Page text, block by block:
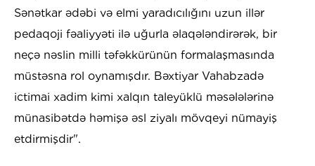
Sənətkar ədəbi və elmi yaradıcılığını uzun illər
pedaqoji fəaliyyəti ilə uğurla əlaqələndirərək, bir
neçə nəslin milli təfəkkürünün formalaşmasında
müstəsna rol oynamışdır. Bəxtiyar Vahabzadə
ictimai xadim kimi xalqın taleyüklü məsələlərinə
münasibətdə həmişə əsl ziyalı mövqeyi nümayiş
etdirmişdir".